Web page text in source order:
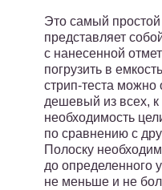
Это самый простой
представляет
с нанесенной
погрузить в
стрип-теста можно
дешевый из всех,
необходимость
по сравнению с
Полоску
до определенного
не меньше и не